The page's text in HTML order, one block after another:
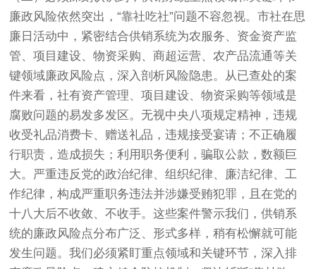
廉政风险依然突出，“靠社吃社”问题不容忽视。市社在思
廉日活动中，紧密结合供销系统为农服务、资金资产监
管、项目建设、物资采购、商超运营、农产品流通等关
键领域廉政风险点，深入剖析风险隐患。从已查处的案
件来看，社有资产管理、项目建设、物资采购等领域是
腐败问题的易发多发区。无视中央八项规定精神，违规
收受礼品消费卡、赠送礼品，违规接受宴请；不正确履
行职责，造成损失；利用职务便利，骗取公款，数额巨
大。严重违反党的政治纪律、组织纪律、廉洁纪律、工
作纪律，构成严重职务违法并涉嫌受贿犯罪，且在党的
十八大后不收敛、不收手。这些案件警示我们，供销系
统的廉政风险点分布广泛、形式多样，稍有松懈就可能
发生问题。我们必须紧盯重点领域和关键环节，深入排